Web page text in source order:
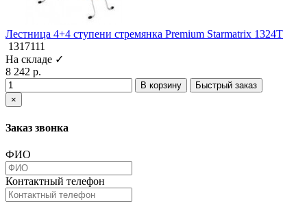
Лестница 4+4 ступени стремянка Premium Starmatrix 1324T
1317111
На складе ✓
8 242 р.
В корзину
Быстрый заказ
×
Заказ звонка
ФИО
Контактный телефон